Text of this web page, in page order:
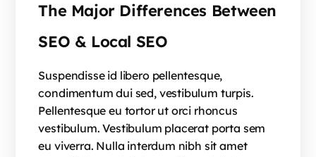
The Major Differences Between
SEO & Local SEO
Suspendisse id libero pellentesque,
condimentum dui sed, vestibulum turpis.
Pellentesque eu tortor ut orci rhoncus
vestibulum. Vestibulum placerat porta sem
eu viverra. Nulla interdum nibh sit amet